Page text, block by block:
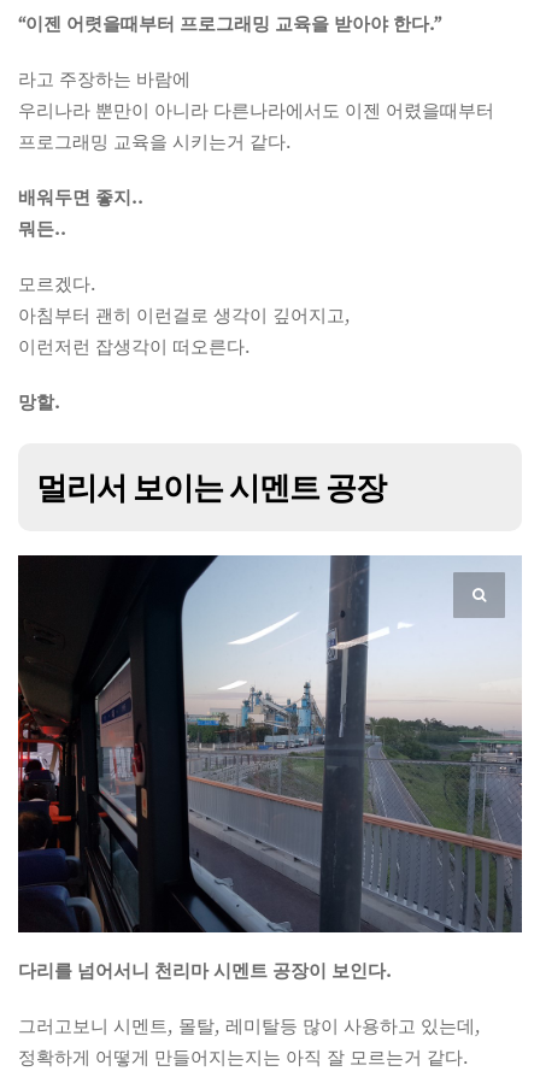
“이젠 어렷을때부터 프로그래밍 교육을 받아야 한다.”
라고 주장하는 바람에
우리나라 뿐만이 아니라 다른나라에서도 이젠 어렸을때부터
프로그래밍 교육을 시키는거 같다.
배워두면 좋지..
뭐든..
모르겠다.
아침부터 괜히 이런걸로 생각이 깊어지고,
이런저런 잡생각이 떠오른다.
망할.
멀리서 보이는 시멘트 공장
다리를 넘어서니 천리마 시멘트 공장이 보인다.
그러고보니 시멘트, 몰탈, 레미탈등 많이 사용하고 있는데,
정확하게 어떻게 만들어지는지는 아직 잘 모르는거 같다.